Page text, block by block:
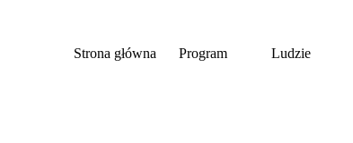
Strona główna Program Ludzie